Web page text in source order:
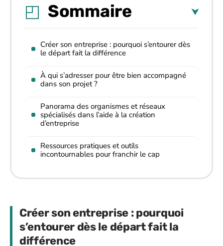
Sommaire
Créer son entreprise : pourquoi s’entourer dès
le départ fait la différence
À qui s’adresser pour être bien accompagné
dans son projet ?
Panorama des organismes et réseaux
spécialisés dans l’aide à la création
d’entreprise
Ressources pratiques et outils
incontournables pour franchir le cap
Créer son entreprise : pourquoi
s’entourer dès le départ fait la
différence